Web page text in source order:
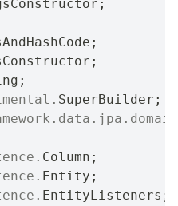
;
;
;
;
. SuperBuilder ;
. data . jpa . domain
. Column ;
. Entity ;
. EntityListeners ;